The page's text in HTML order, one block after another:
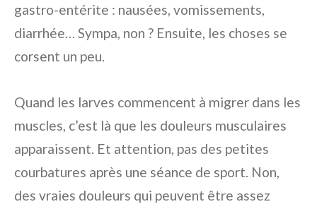
gastro-entérite : nausées, vomissements,
diarrhée… Sympa, non ? Ensuite, les choses se
corsent un peu.
Quand les larves commencent à migrer dans les
muscles, c’est là que les douleurs musculaires
apparaissent. Et attention, pas des petites
courbatures après une séance de sport. Non,
des vraies douleurs qui peuvent être assez